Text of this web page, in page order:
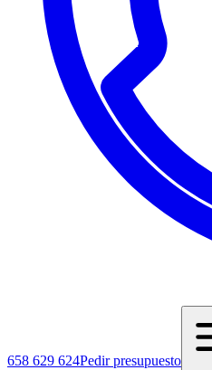
658 629 624Pedir presupuesto